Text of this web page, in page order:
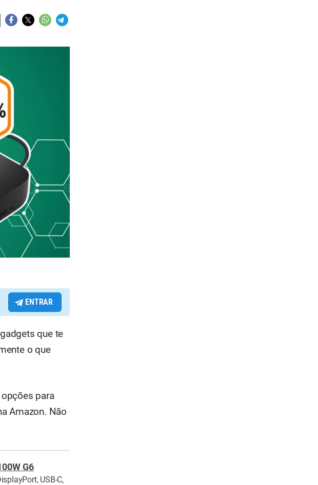
ENTRAR
que te
o que
para
Amazon. Não
G6
USB-C,